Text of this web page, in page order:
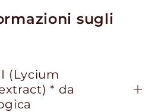
sugli
(Lycium
* da